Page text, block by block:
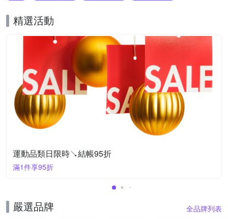
精選活動
運動品類日限時↘結帳95折
滿1件享95折
嚴選品牌 全品牌列表